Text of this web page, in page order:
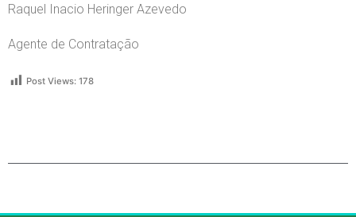
Raquel Inacio Heringer Azevedo
Agente de Contratação
Post Views: 178